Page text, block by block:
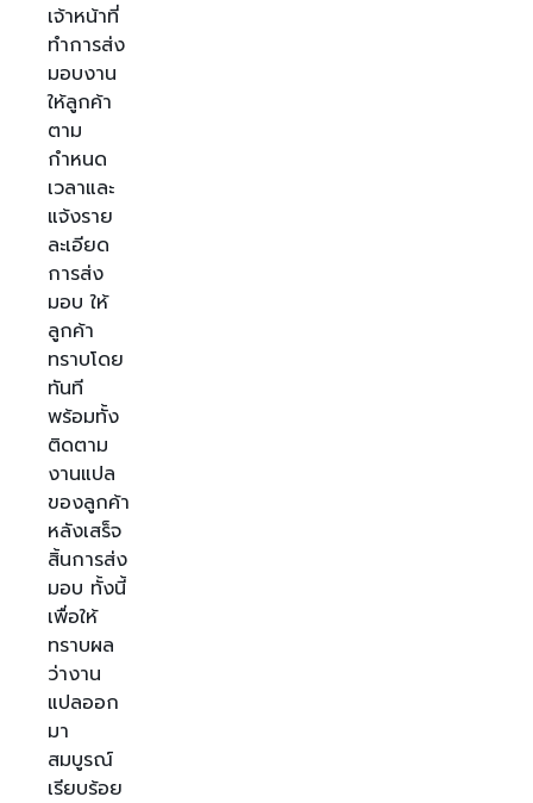
เจ้าหน้าที่
ทำการส่ง
มอบงาน
ให้ลูกค้า
ตาม
กำหนด
เวลาและ
แจ้งราย
ละเอียด
การส่ง
มอบ ให้
ลูกค้า
ทราบโดย
ทันที
พร้อมทั้ง
ติดตาม
งานแปล
ของลูกค้า
หลังเสร็จ
สิ้นการส่ง
มอบ ทั้งนี้
เพื่อให้
ทราบผล
ว่างาน
แปลออก
มา
สมบูรณ์
เรียบร้อย